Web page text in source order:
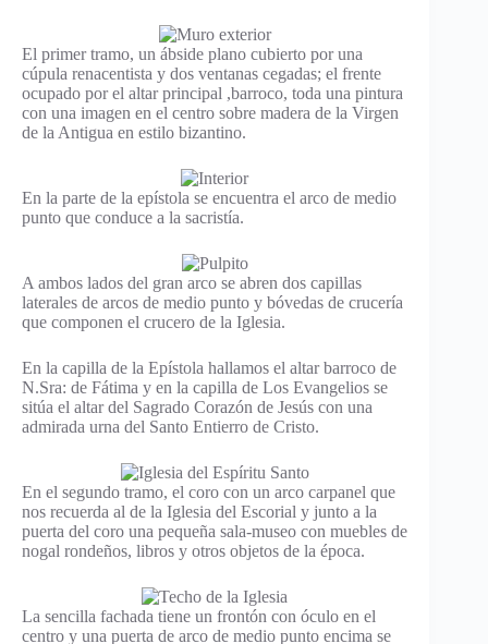
El primer tramo, un ábside plano cubierto por una
cúpula renacentista y dos ventanas cegadas; el frente
ocupado por el altar principal ,barroco, toda una pintura
con una imagen en el centro sobre madera de la Virgen
de la Antigua en estilo bizantino.
En la parte de la epístola se encuentra el arco de medio
punto que conduce a la sacristía.
A ambos lados del gran arco se abren dos capillas
laterales de arcos de medio punto y bóvedas de crucería
que componen el crucero de la Iglesia.
En la capilla de la Epístola hallamos el altar barroco de
N.Sra: de Fátima y en la capilla de Los Evangelios se
sitúa el altar del Sagrado Corazón de Jesús con una
admirada urna del Santo Entierro de Cristo.
En el segundo tramo, el coro con un arco carpanel que
nos recuerda al de la Iglesia del Escorial y junto a la
puerta del coro una pequeña sala-museo con muebles de
nogal rondeños, libros y otros objetos de la época.
La sencilla fachada tiene un frontón con óculo en el
centro y una puerta de arco de medio punto encima se